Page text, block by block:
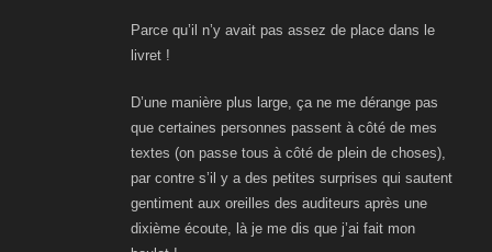
Parce qu’il n’y avait pas assez de place dans le
livret !
D’une manière plus large, ça ne me dérange pas
que certaines personnes passent à côté de mes
textes (on passe tous à côté de plein de choses),
par contre s’il y a des petites surprises qui sautent
gentiment aux oreilles des auditeurs après une
dixième écoute, là je me dis que j’ai fait mon